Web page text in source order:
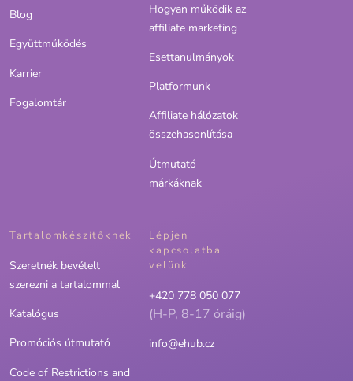
Blog
Együttműködés
Karrier
Fogalomtár
Hogyan működik az
affiliate marketing
Esettanulmányok
Platformunk
Affiliate hálózatok
összehasonlítása
Útmutató
márkáknak
Tartalomkészítőknek
Szeretnék bevételt
szerezni a tartalommal
Katalógus
Promóciós útmutató
Code of Restrictions and
Lépjen
kapcsolatba
velünk
+420 778 050 077
(H-P, 8-17 óráig)
info@ehub.cz